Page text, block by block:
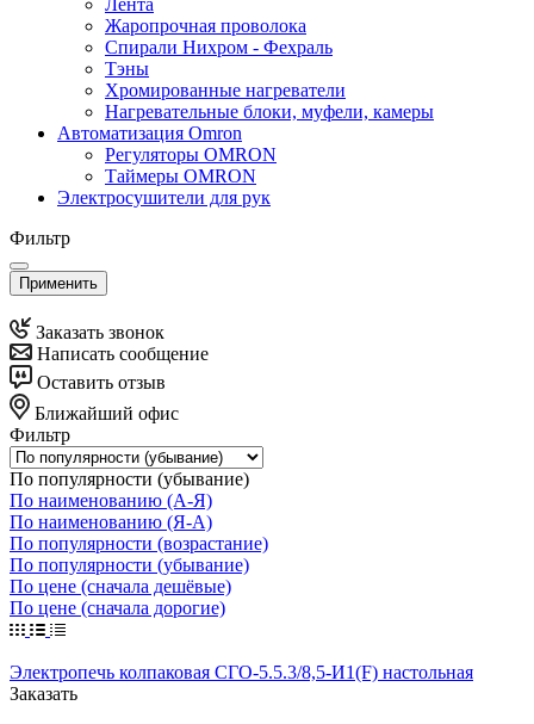
Жаропрочная проволока
Спирали Нихром - Фехраль
Тэны
Хромированные нагреватели
Нагревательные блоки, муфели, камеры
Автоматизация Omron
Регуляторы OMRON
Таймеры OMRON
Электросушители для рук
Фильтр
Применить
Заказать звонок
Написать сообщение
Оставить отзыв
Ближайший офис
Фильтр
По популярности (убывание)
По наименованию (А-Я)
По наименованию (Я-А)
По популярности (возрастание)
По популярности (убывание)
По цене (сначала дешёвые)
По цене (сначала дорогие)
Электропечь колпаковая СГО-5.5.3/8,5-И1(F) настольная
Заказать